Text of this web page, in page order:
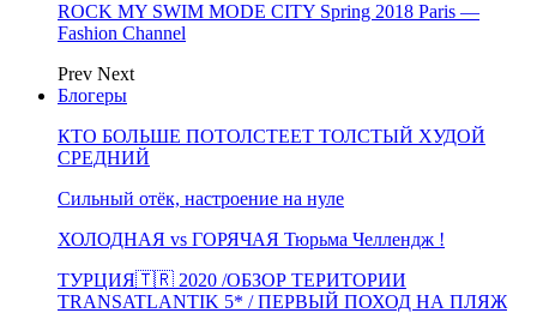
ROCK MY SWIM MODE CITY Spring 2018 Paris —
Fashion Channel
Prev Next
Блогеры
КТО БОЛЬШЕ ПОТОЛСТЕЕТ ТОЛСТЫЙ ХУДОЙ
СРЕДНИЙ
Сильный отёк, настроение на нуле
ХОЛОДНАЯ vs ГОРЯЧАЯ Тюрьма Челлендж !
ТУРЦИЯ🇹🇷 2020 /ОБЗОР ТЕРИТОРИИ
TRANSATLANTIK 5* / ПЕРВЫЙ ПОХОД НА ПЛЯЖ